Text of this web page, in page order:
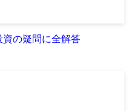
の疑問に全解答